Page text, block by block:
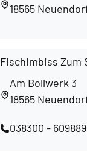
18565
Fischimbiss Zum
Am Bollwerk 3
18565
038300 - 609889